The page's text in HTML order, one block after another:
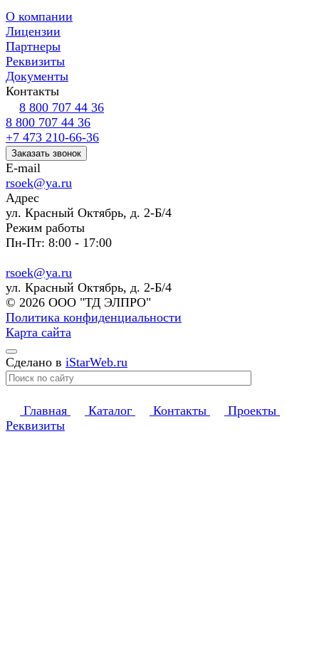
О компании
Лицензии
Партнеры
Реквизиты
Документы
Контакты
8 800 707 44 36
8 800 707 44 36
+7 473 210-66-36
Заказать звонок
E-mail
rsoek@ya.ru
Адрес
ул. Красный Октябрь, д. 2-Б/4
Режим работы
Пн-Пт: 8:00 - 17:00
rsoek@ya.ru
ул. Красный Октябрь, д. 2-Б/4
© 2026 ООО "ТД ЭЛПРО"
Политика конфиденциальности
Карта сайта
Сделано в iStarWeb.ru
Главная Каталог Контакты
Проекты
Реквизиты